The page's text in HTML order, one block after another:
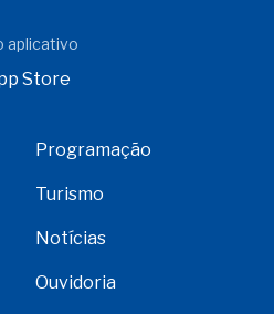
aplicativo
Store
Programação
Turismo
Notícias
Ouvidoria